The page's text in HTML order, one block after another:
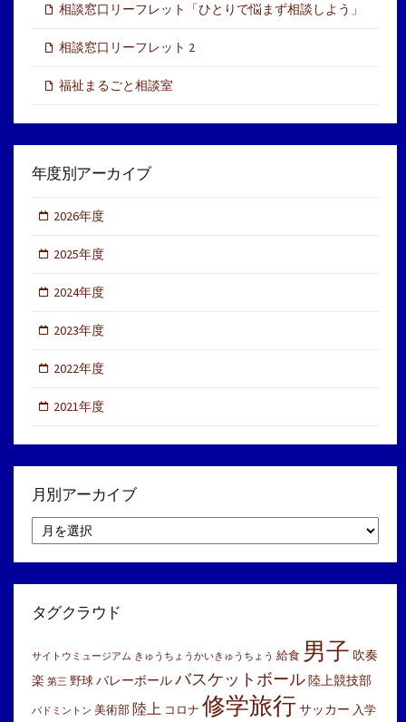
相談窓口リーフレット「ひとりで悩まず相談しよう」
相談窓口リーフレット 2
福祉まるごと相談室
年度別アーカイブ
2026年度
2025年度
2024年度
2023年度
2022年度
2021年度
月別アーカイブ
別
ア
イ
タグクラウド
サイトウミュージアム きゅうちょうかいきゅうちょう 給食 男子 吹奏
楽 第三 野球 バレーボールバスケットボール陸上競技部
バドミントン 美術部 陸上 コロナ 修学旅行サッカー 入学